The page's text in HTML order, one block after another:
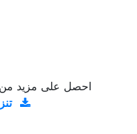
احصل على مزيد من
تنزيل عينة مجانية